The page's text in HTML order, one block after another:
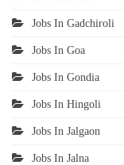
Jobs In Gadchiroli
Jobs In Goa
Jobs In Gondia
Jobs In Hingoli
Jobs In Jalgaon
Jobs In Jalna